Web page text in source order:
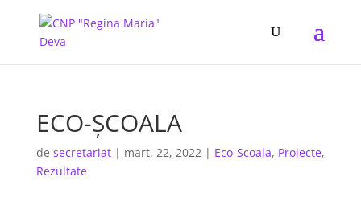
ECO-ȘCOALA
de secretariat| mart. 22, 2022| Eco-Scoala, Proiecte,
Rezultate